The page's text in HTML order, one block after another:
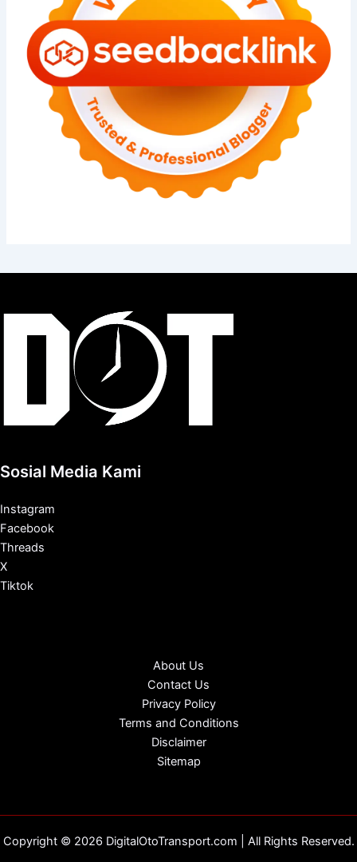
Sosial Media Kami
Instagram
Facebook
Threads
X
Tiktok
About Us
Contact Us
Privacy Policy
Terms and Conditions
Disclaimer
Sitemap
Copyright © 2026 DigitalOtoTransport.com | All Rights Reserved.